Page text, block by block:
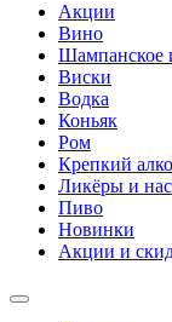
Акции
Вино
Шампанское
Виски
Водка
Коньяк
Ром
Крепкий
Ликёры и
Пиво
Новинки
Акции и